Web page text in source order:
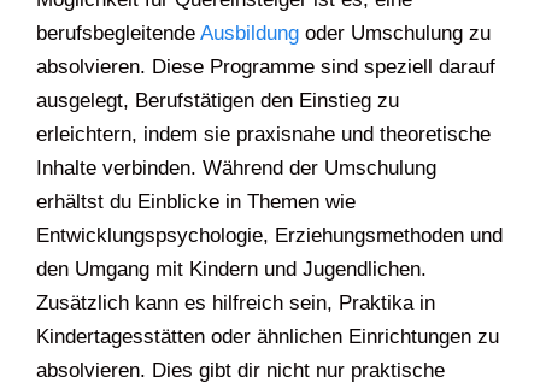
berufsbegleitende Ausbildung oder Umschulung zu
absolvieren. Diese Programme sind speziell darauf
ausgelegt, Berufstätigen den Einstieg zu
erleichtern, indem sie praxisnahe und theoretische
Inhalte verbinden. Während der Umschulung
erhältst du Einblicke in Themen wie
Entwicklungspsychologie, Erziehungsmethoden und
den Umgang mit Kindern und Jugendlichen.
Zusätzlich kann es hilfreich sein, Praktika in
Kindertagesstätten oder ähnlichen Einrichtungen zu
absolvieren. Dies gibt dir nicht nur praktische